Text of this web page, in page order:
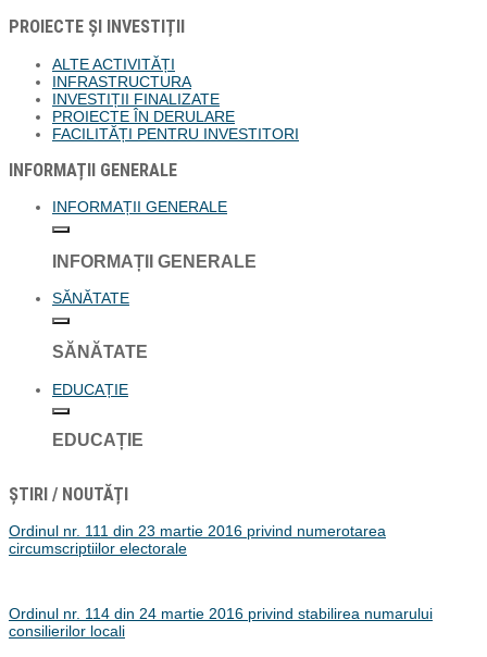
PROIECTE ȘI INVESTIȚII
ALTE ACTIVITĂȚI
INFRASTRUCTURA
INVESTIȚII FINALIZATE
PROIECTE ÎN DERULARE
FACILITĂȚI PENTRU INVESTITORI
INFORMAȚII GENERALE
INFORMAȚII GENERALE
INFORMAȚII GENERALE
SĂNĂTATE
SĂNĂTATE
EDUCAȚIE
EDUCAȚIE
ȘTIRI / NOUTĂȚI
Ordinul nr. 111 din 23 martie 2016 privind numerotarea
circumscriptiilor electorale
Ordinul nr. 114 din 24 martie 2016 privind stabilirea numarului
consilierilor locali